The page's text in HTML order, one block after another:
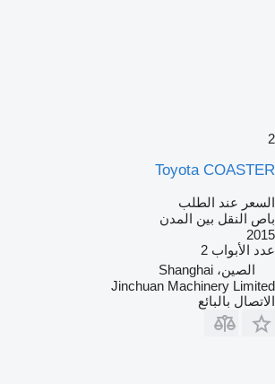
2
Toyota COASTER
السعر عند الطلب
باص النقل بين المدن
2015
عدد الأبواب 2
الصين، Shanghai
Jinchuan Machinery Limited
الاتصال بالبائع